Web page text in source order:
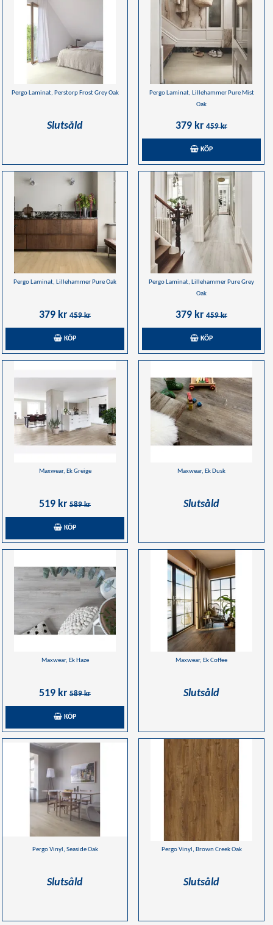
Pergo Laminat, Perstorp Frost Grey Oak
Slutsåld
Pergo Laminat, Lillehammer Pure Mist
Oak
379 kr 459 kr
KÖP
Pergo Laminat, Lillehammer Pure Oak
379 kr 459 kr
KÖP
Pergo Laminat, Lillehammer Pure Grey
Oak
379 kr 459 kr
KÖP
Maxwear, Ek Greige
519 kr 589 kr
KÖP
Maxwear, Ek Dusk
Slutsåld
Maxwear, Ek Haze
519 kr 589 kr
KÖP
Maxwear, Ek Coffee
Slutsåld
Pergo Vinyl, Seaside Oak
Slutsåld
Pergo Vinyl, Brown Creek Oak
Slutsåld